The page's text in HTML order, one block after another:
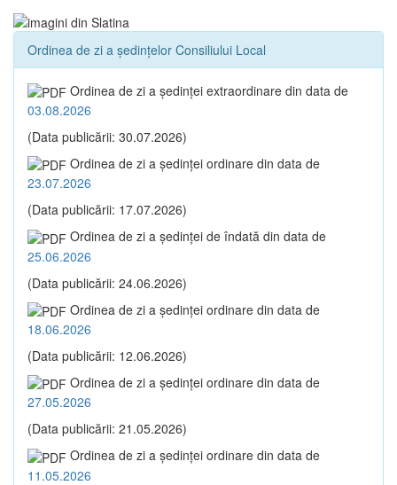
Ordinea de zi a ședințelor Consiliului Local
Ordinea de zi a şedinţei extraordinare din data de
03.08.2026
(Data publicării: 30.07.2026)
Ordinea de zi a şedinţei ordinare din data de
23.07.2026
(Data publicării: 17.07.2026)
Ordinea de zi a şedinţei de îndată din data de
25.06.2026
(Data publicării: 24.06.2026)
Ordinea de zi a şedinţei ordinare din data de
18.06.2026
(Data publicării: 12.06.2026)
Ordinea de zi a şedinţei ordinare din data de
27.05.2026
(Data publicării: 21.05.2026)
Ordinea de zi a şedinţei ordinare din data de
11.05.2026